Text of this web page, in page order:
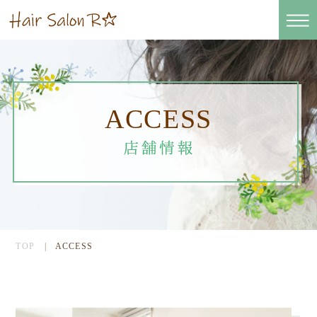
ACCESS
TOP ACCESS